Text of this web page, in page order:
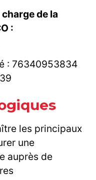
de la
:
: 76340953834
les principaux
une
auprès de